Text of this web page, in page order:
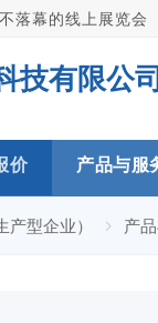
落幕的线上展览会
价 产品与服
型企业） 产